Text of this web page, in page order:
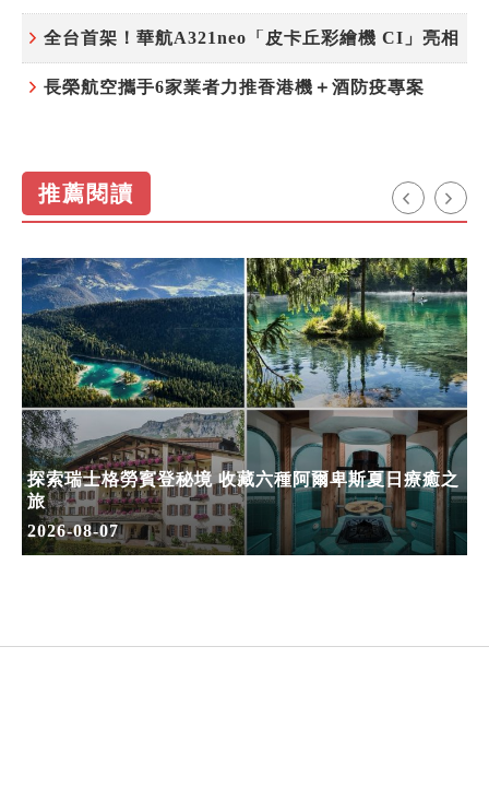
全台首架！華航A321neo「皮卡丘彩繪機 CI」亮相
長榮航空攜手6家業者力推香港機＋酒防疫專案
推薦閱讀
探索瑞士格勞賓登秘境 收藏六種阿爾卑斯夏日療癒之
旅
2026-08-07